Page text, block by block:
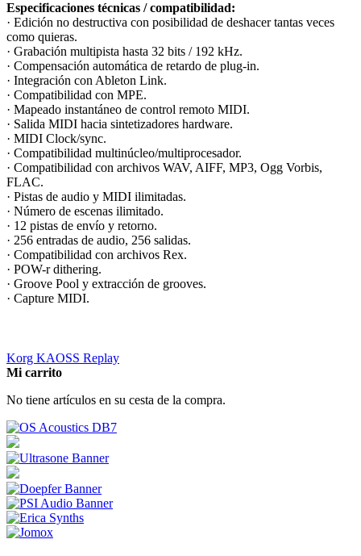
Especificaciones técnicas / compatibilidad:
· Edición no destructiva con posibilidad de deshacer tantas veces
como quieras.
· Grabación multipista hasta 32 bits / 192 kHz.
· Compensación automática de retardo de plug-in.
· Integración con Ableton Link.
· Compatibilidad con MPE.
· Mapeado instantáneo de control remoto MIDI.
· Salida MIDI hacia sintetizadores hardware.
· MIDI Clock/sync.
· Compatibilidad multinúcleo/multiprocesador.
· Compatibilidad con archivos WAV, AIFF, MP3, Ogg Vorbis,
FLAC.
· Pistas de audio y MIDI ilimitadas.
· Número de escenas ilimitado.
· 12 pistas de envío y retorno.
· 256 entradas de audio, 256 salidas.
· Compatibilidad con archivos Rex.
· POW-r dithering.
· Groove Pool y extracción de grooves.
· Capture MIDI.
Korg KAOSS Replay
Mi carrito
No tiene artículos en su cesta de la compra.